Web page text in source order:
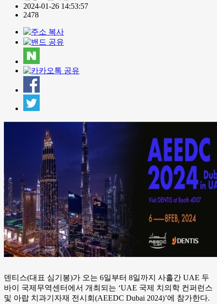
2024-01-26 14:53:57
2478
덴티스(대표 심기봉)가 오는 6일부터 8일까지 사흘간 UAE 두
바이 국제무역센터에서 개최되는 ‘UAE 국제 치의학 컨퍼런스
및 아랍 치과기자재 전시회(AEEDC Dubai 2024)’에 참가한다.